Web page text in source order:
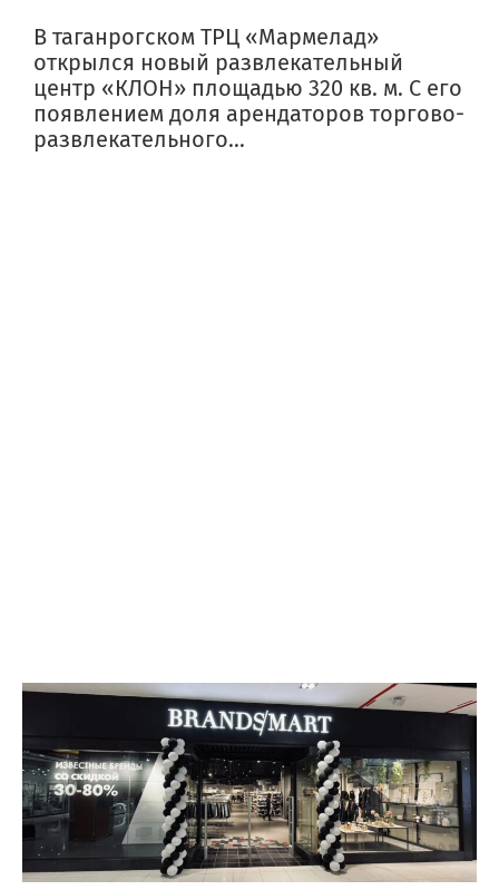
В таганрогском ТРЦ «Мармелад»
открылся новый развлекательный
центр «КЛОН» площадью 320 кв. м. С его
появлением доля арендаторов торгово-
развлекательного...